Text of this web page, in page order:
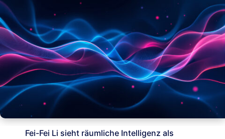
Fei-Fei Li sieht räumliche Intelligenz als